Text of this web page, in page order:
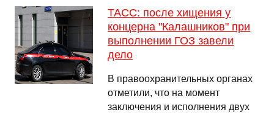
ТАСС: после хищения у
концерна "Калашников" при
выполнении ГОЗ завели
дело
В правоохранительных органах
отметили, что на момент
заключения и исполнения двух